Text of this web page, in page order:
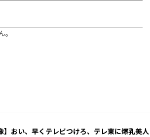
。
】おい、早くテレビつけろ、テレ東に爆乳美人